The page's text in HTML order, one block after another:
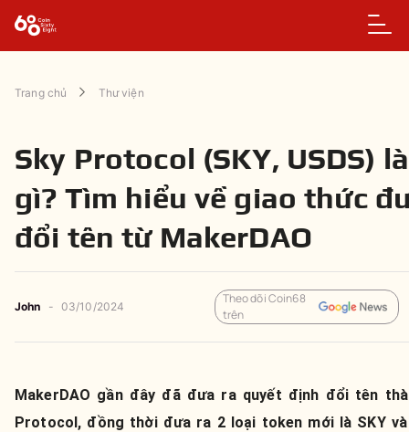
Trang chủ Thư viện
Sky Protocol (SKY, USDS) là
gì? Tìm hiểu về giao thức
đổi tên từ MakerDAO
John - 03/10/2024
Theo dõi Coin68
trên
MakerDAO gần đây đã đưa ra quyết định đổi tên
Protocol, đồng thời đưa ra 2 loại token mới là SKY và